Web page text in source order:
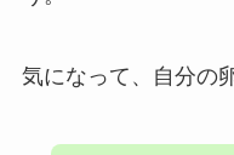
気になって、自分の